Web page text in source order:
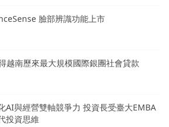
臉部辨識功能上市
越南歷來最大規模國際銀團社會貸款
AI與經營雙軸競爭力 投資長受臺大EMBA
投資思維